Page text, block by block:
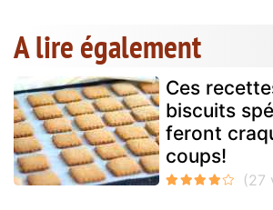
A lire également
Ces
biscuits
feront
coups!